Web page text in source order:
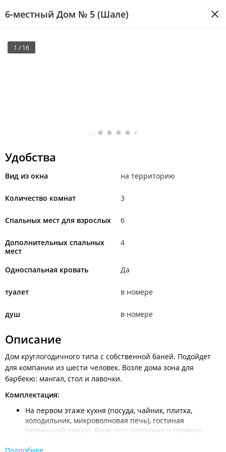
6-местный Дом № 5 (Шале)
1 / 16
Удобства
Вид из окна на территорию
Количество комнат 3
Спальных мест для взрослых 6
Дополнительных спальных
мест
4
Односпальная кровать Да
туалет в номере
душ в номере
Описание
Дом круглогодичного типа с собственной баней. Подойдет
для компании из шести человек. Возле дома зона для
барбекю: мангал, стол и лавочки.
Комплектация:
На первом этаже кухня (посуда, чайник, плитка,
холодильник, микроволновая печь), гостиная
(маленький диван), баня, душ (холодная и горячая